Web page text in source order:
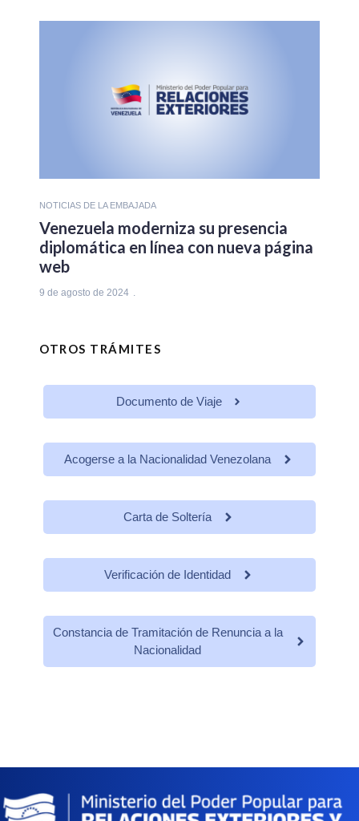
NOTICIAS DE LA EMBAJADA
Venezuela moderniza su presencia
diplomática en línea con nueva página
web
9 de agosto de 2024
OTROS TRÁMITES
Documento de Viaje
Acogerse a la Nacionalidad Venezolana
Carta de Soltería
Verificación de Identidad
Constancia de Tramitación de Renuncia a la
Nacionalidad